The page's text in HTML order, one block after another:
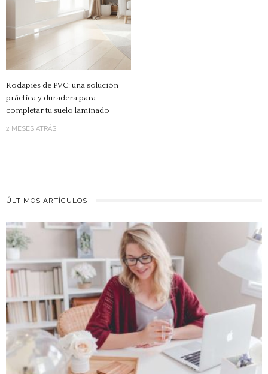
Rodapiés de PVC: una solución
práctica y duradera para
completar tu suelo laminado
2 MESES ATRÁS
ÚLTIMOS ARTÍCULOS